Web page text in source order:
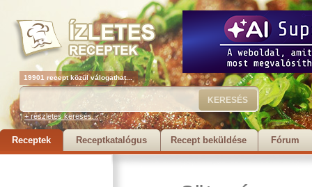
19901 recept közül válogathat...
+ részletes keresés...
Receptek Receptkatalógus Recept beküldése Fórum